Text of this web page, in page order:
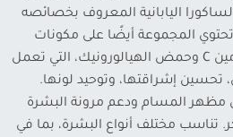
اليابانية المعروف بخصائصه
المجموعة أيضًا على مكونات
فعّالة مثل النياسيناميد وفيتامين C وحمض الهيالورونيك، التي تعمل
إشراقتها، وتوحيد لونها.
مظهر المسام ودعم مرونة البشرة
تناسب مختلف أنواع البشرة، بما في